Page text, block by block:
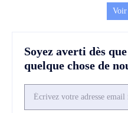
Voir
Soyez averti dès
quelque chose de